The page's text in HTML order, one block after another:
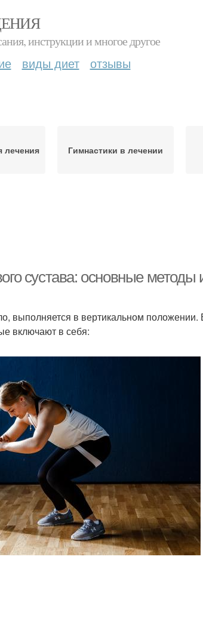
инструкции и многое другое
виды диет отзывы
лечения Гимнастики в лечении
сустава: основные методы
выполняется в вертикальном
включают в себя: